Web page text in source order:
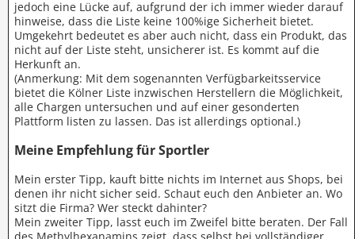
jedoch eine Lücke auf, aufgrund der ich immer wieder darauf
hinweise, dass die Liste keine 100%ige Sicherheit bietet.
Umgekehrt bedeutet es aber auch nicht, dass ein Produkt, das
nicht auf der Liste steht, unsicherer ist. Es kommt auf die
Herkunft an.
(Anmerkung: Mit dem sogenannten Verfügbarkeitsservice
bietet die Kölner Liste inzwischen Herstellern die Möglichkeit,
alle Chargen untersuchen und auf einer gesonderten
Plattform listen zu lassen. Das ist allerdings optional.)
Meine Empfehlung für Sportler
Mein erster Tipp, kauft bitte nichts im Internet aus Shops, bei
denen ihr nicht sicher seid. Schaut euch den Anbieter an. Wo
sitzt die Firma? Wer steckt dahinter?
Mein zweiter Tipp, lasst euch im Zweifel bitte beraten. Der Fall